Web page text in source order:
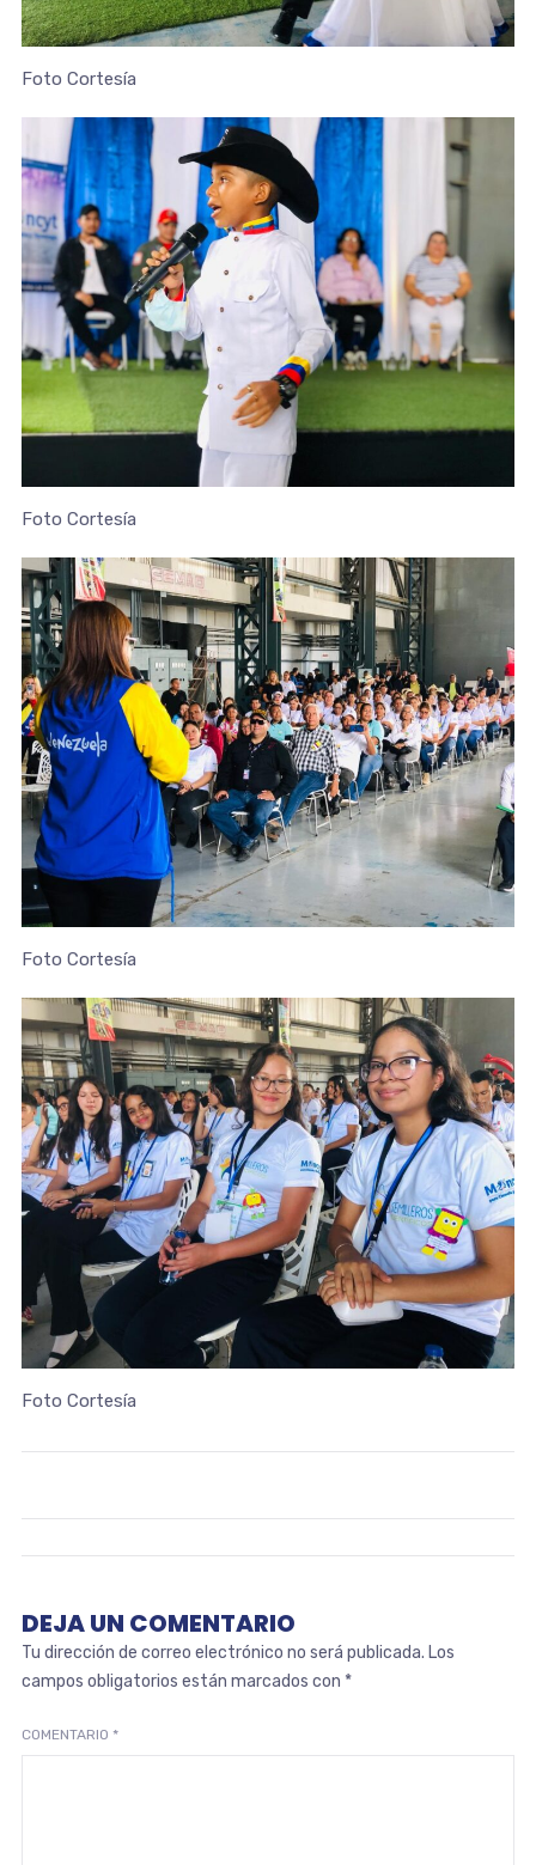
Foto Cortesía
Foto Cortesía
Foto Cortesía
Foto Cortesía
DEJA UN COMENTARIO
Tu dirección de correo electrónico no será publicada. Los
campos obligatorios están marcados con *
COMENTARIO *